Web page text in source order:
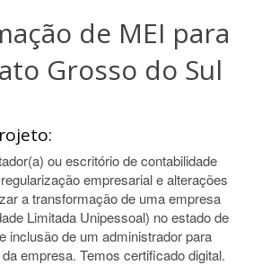
de MEI para
Grosso do Sul
ou escritório de contabilidade
empresarial e alterações
a transformação de uma empresa
Limitada Unipessoal) no estado de
inclusão de um administrador para
empresa. Temos certificado digital.